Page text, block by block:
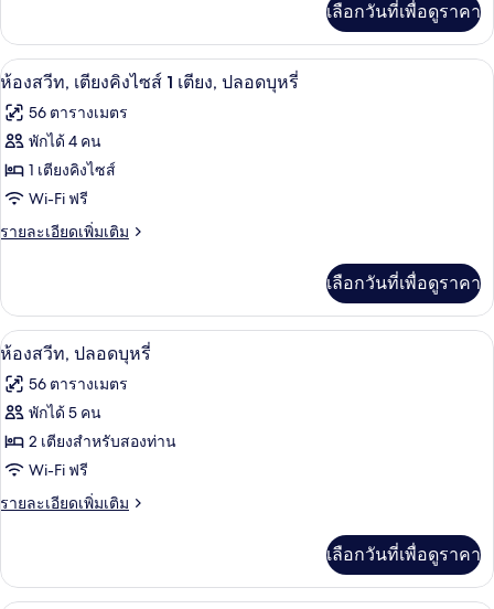
คิง
ไซส์
1
เตียง,
ปลอด
บุหรี่
เกี่ยว
กับ
ห้อง
ท,
เตียง
ไซส์
ปลอด
เลือกวันที่เพื่อดูราคา
เปิด
ภาพถ่าย
ทั้งหมด
ของ
ห้อง
สวีท,
คิง
ไซส์
1
เตียง,
ปลอด
บุหรี่
1 ห้องนอน, ตู้นิรภัยในห้องพัก, โต๊ะทำง
7
ห้องสวีท, เตียงคิงไซส์ 1 เตียง, ปลอดบุหรี่
56 ตารางเมตร
พักได้ 4 คน
1 เตียงคิงไซส์
Wi-Fi ฟรี
รายละเอียดเพิ่มเติม
ราย
เกี่ยว
กับ
ห้อง
ท,
เตียง
ไซส์
ปลอด
เลือกวันที่เพื่อดูราคา
เปิด
ภาพถ่าย
ทั้งหมด
ของ
ห้อง
สวีท,
บุหรี่
1 ห้องนอน, ตู้นิรภัยในห้องพัก, โต๊ะทำง
6
ห้องสวีท, ปลอดบุหรี่
56 ตารางเมตร
พักได้ 5 คน
2 เตียงสำหรับสองท่าน
Wi-Fi ฟรี
รายละเอียดเพิ่มเติม
ราย
เกี่ยว
กับ
เลือกวันที่เพื่อดูราคา